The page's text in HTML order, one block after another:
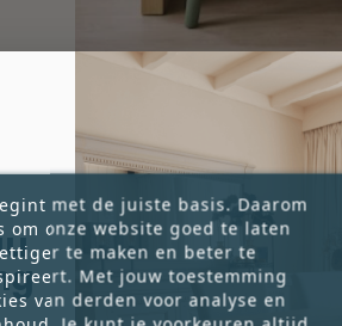
met de juiste basis. Daarom
om onze website goed te laten
te maken en beter te
Met jouw toestemming
van derden voor analyse en